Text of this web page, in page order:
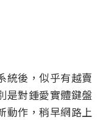
後，似乎有越賣
是對鍾愛實體鍵盤
動作，稍早網路上